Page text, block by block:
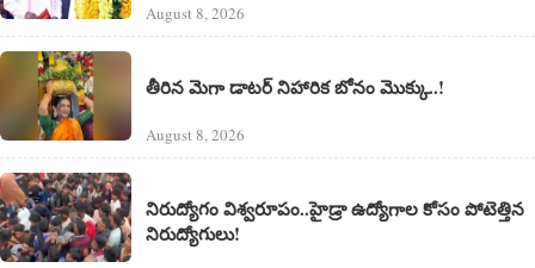
August 8, 2026
తీరిన మెగా డాటర్ నిహారిక బోనం మొక్కు..!
August 8, 2026
నిరుద్యోగం విశ్వరూపం..హైడ్రా ఉద్యోగాల కోసం పోటెత్తిన
నిరుద్యోగులు!